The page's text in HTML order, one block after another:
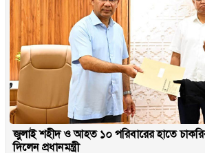
জুলাই শহীদ ও আহত ১০ পরিবারের হাতে
দিলেন প্রধানমন্ত্রী